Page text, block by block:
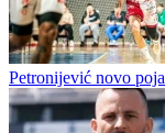
Proleter postigao 15
Proleter iz Dvorova
sezonu
Stokanović iz